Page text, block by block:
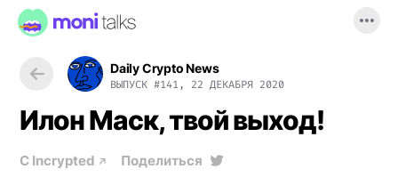
Daily Crypto News
ВЫПУСК #141, 22 ДЕКАБРЯ 2020
Илон Маск, твой выход!
С Incrypted Поделиться